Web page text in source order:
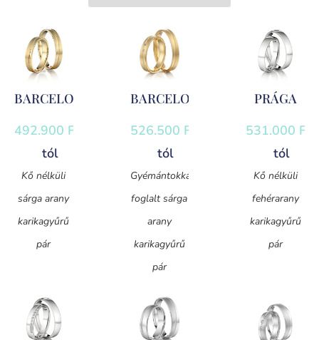
BARCELONA
492.900 Ft
tól
Kő nélküli
sárga arany
karikagyűrű
pár
BARCELONA
526.500 Ft
tól
Gyémántokkal
foglalt sárga
arany
karikagyűrű
pár
PRÁGA
531.000 Ft
tól
Kő nélküli
fehérarany
karikagyűrű
pár